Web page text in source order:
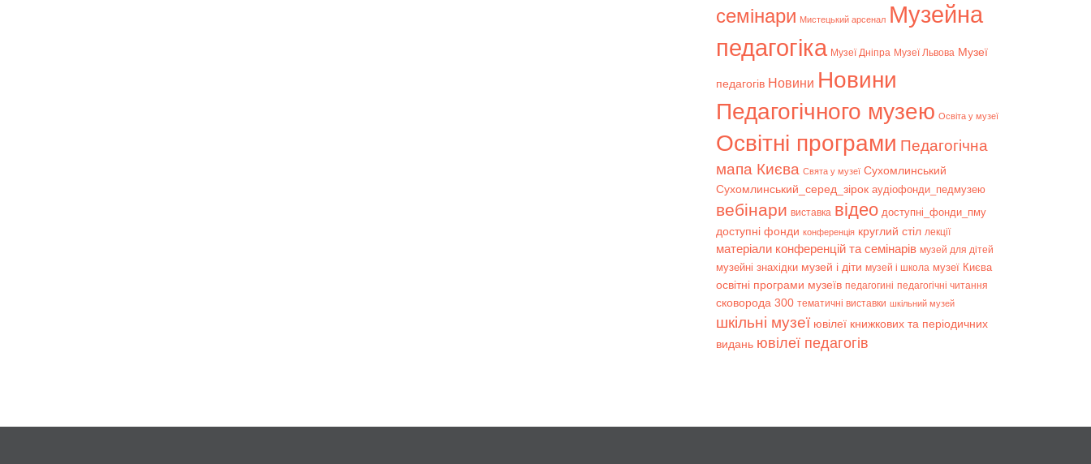
семінари Мистецький арсенал Музейна
педагогіка Музеї Дніпра Музеї Львова Музеї
педагогів Новини Новини
Педагогічного музею Освіта у музеї
Освітні програми Педагогічна
мапа Києва Свята у музеї Сухомлинський
Сухомлинський_серед_зірок аудіофонди_педмузею
вебінари виставка відео доступні_фонди_пму
доступні фонди конференція круглий стіл лекції
матеріали конференцій та семінарів музей для дітей
музейні знахідки музей і діти музей і школа музеї Києва
освітні програми музеїв педагогині педагогічні читання
сковорода 300 тематичні виставки шкільний музей
шкільні музеї ювілеї книжкових та періодичних
видань ювілеї педагогів